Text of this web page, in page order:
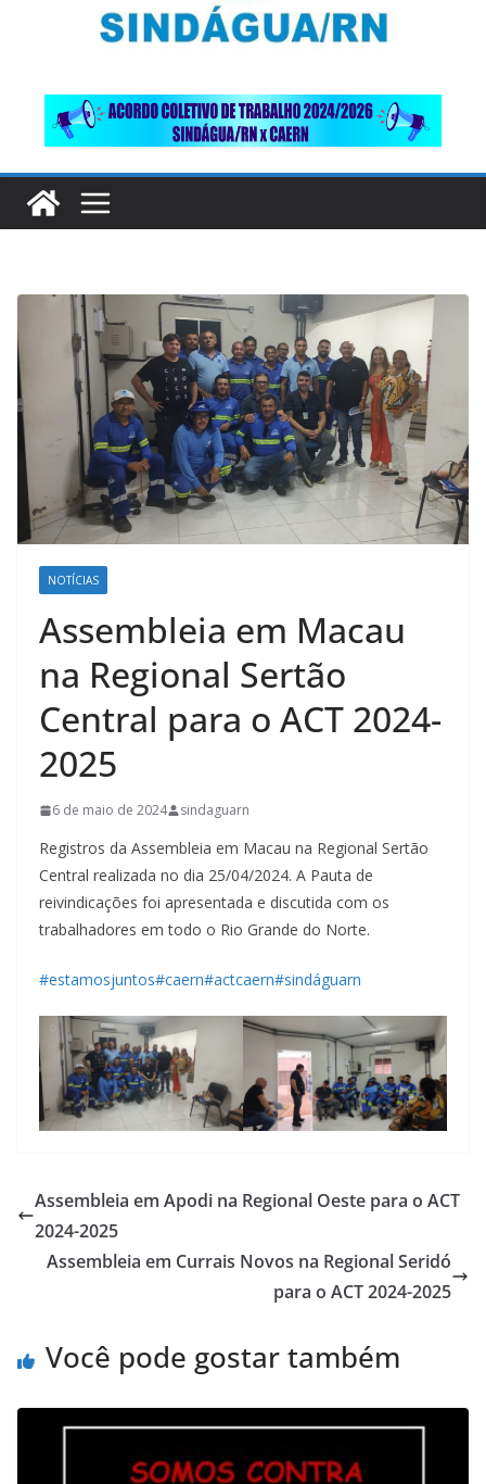
NOTÍCIAS
Assembleia em Macau
na Regional Sertão
Central para o ACT 2024-
2025
6 de maio de 2024 sindaguarn
Registros da Assembleia em Macau na Regional Sertão
Central realizada no dia 25/04/2024. A Pauta de
reivindicações foi apresentada e discutida com os
trabalhadores em todo o Rio Grande do Norte.
#estamosjuntos#caern#actcaern#sindáguarn
Assembleia em Apodi na Regional Oeste para o ACT
2024-2025
Assembleia em Currais Novos na Regional Seridó
para o ACT 2024-2025
Você pode gostar também